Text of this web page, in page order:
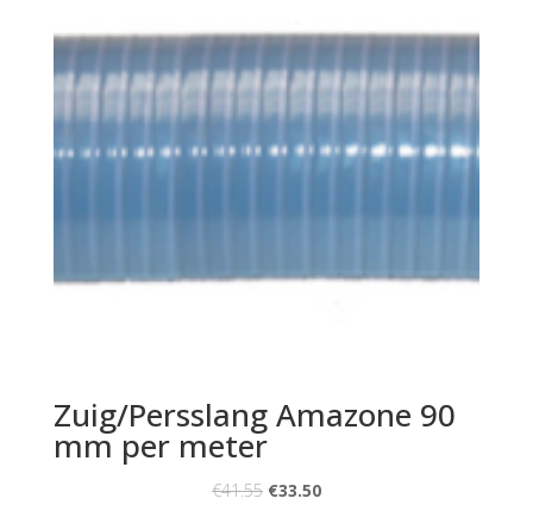
Zuig/Persslang Amazone 90
mm per meter
€41.55 €33.50